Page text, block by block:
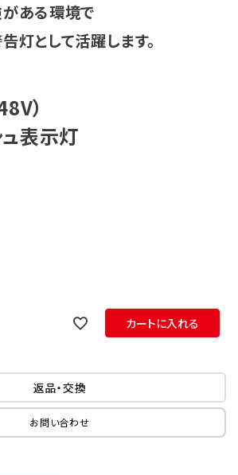
ある環境で
灯として活躍します。
）
表示灯
カートに入れる
返品・交換
お問い合わせ